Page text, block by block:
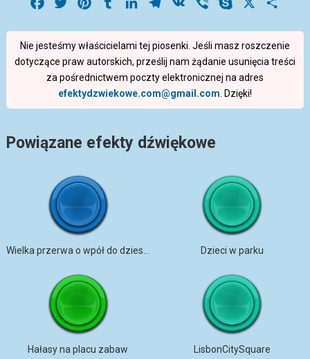
Nie jesteśmy właścicielami tej piosenki. Jeśli masz roszczenie
dotyczące praw autorskich, prześlij nam żądanie usunięcia treści
za pośrednictwem poczty elektronicznej na adres
efektydzwiekowe.com@gmail.com . Dzięki!
Powiązane efekty dźwiękowe
Dzieci w parku
Hałasy na placu zabaw LisbonCitySquare